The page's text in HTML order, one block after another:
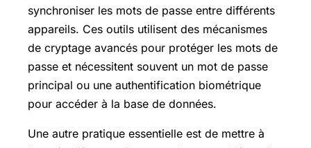
synchroniser les mots de passe entre différents
appareils. Ces outils utilisent des mécanismes
de cryptage avancés pour protéger les mots de
passe et nécessitent souvent un mot de passe
principal ou une authentification biométrique
pour accéder à la base de données.
Une autre pratique essentielle est de mettre à